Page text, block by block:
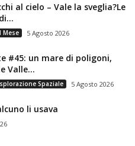
al cielo – Vale la sveglia?Le
Mese 5 Agosto 2026
#45: un mare di poligoni,
Valle...
Spaziale 5 Agosto 2026
li usava